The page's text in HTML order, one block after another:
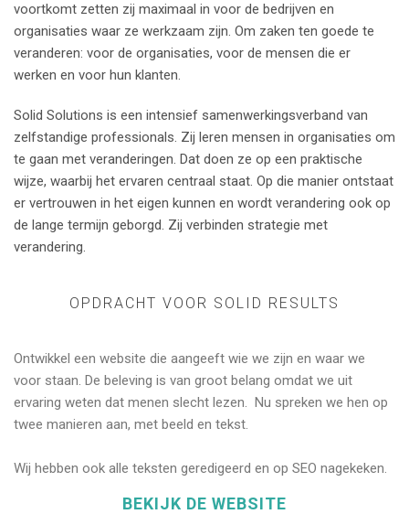
voortkomt zetten zij maximaal in voor de bedrijven en
organisaties waar ze werkzaam zijn. Om zaken ten goede te
veranderen: voor de organisaties, voor de mensen die er
werken en voor hun klanten.
Solid Solutions is een intensief samenwerkingsverband van
zelfstandige professionals. Zij leren mensen in organisaties om
te gaan met veranderingen. Dat doen ze op een praktische
wijze, waarbij het ervaren centraal staat. Op die manier ontstaat
er vertrouwen in het eigen kunnen en wordt verandering ook op
de lange termijn geborgd. Zij verbinden strategie met
verandering.
OPDRACHT VOOR SOLID RESULTS
Ontwikkel een website die aangeeft wie we zijn en waar we
voor staan. De beleving is van groot belang omdat we uit
ervaring weten dat menen slecht lezen. Nu spreken we hen op
twee manieren aan, met beeld en tekst.
Wij hebben ook alle teksten geredigeerd en op SEO nagekeken.
BEKIJK DE WEBSITE